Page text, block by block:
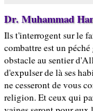
Dr. Muhammad
Ils t'interrogent sur le
combattre est un
obstacle au sentier
d'expulser de là ses
ne cesseront de vous
religion. Et ceux qui